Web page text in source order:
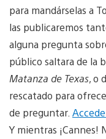
para mandárselas a
las publicaremos
alguna pregunta
público saltara de la
Matanza de Texas, o
rescatado para
de preguntar.
Y mientras ¡Cannes!